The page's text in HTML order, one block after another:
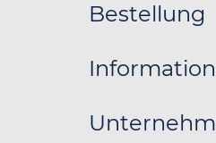
Bestellung